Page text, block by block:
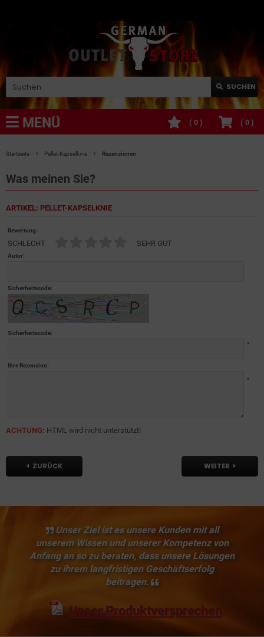
SUCHEN
MENÜ ( 0 )
( 0 )
Startseite Pellet-Kapselknie Rezensionen
Was meinen Sie?
ARTIKEL: PELLET-KAPSELKNIE
Bewertung:
SCHLECHT SEHR GUT
Autor:
Sicherheitscode:
Sicherheitscode:
*
Ihre Rezension:
*
ACHTUNG: HTML wird nicht unterstützt!
ZURÜCK WEITER
Unser Ziel ist es unsere Kunden mit all
unserem Wissen und unserer Kompetenz von
Anfang an so zu beraten, dass unsere Lösungen
zu ihrem langfristigen Geschäftserfolg
beitragen.
Unser Produktversprechen